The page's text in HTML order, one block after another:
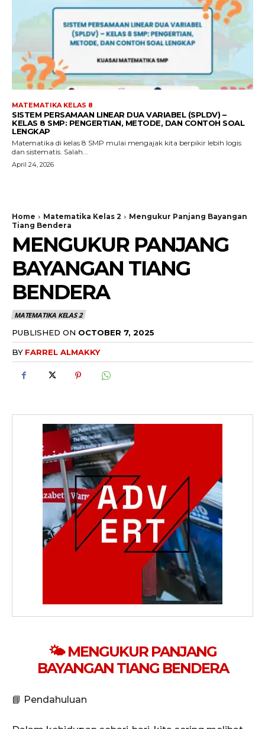
MATEMATIKA KELAS 8
SISTEM PERSAMAAN LINEAR DUA VARIABEL (SPLDV) –
KELAS 8 SMP: PENGERTIAN, METODE, DAN CONTOH SOAL
LENGKAP
Matematika di kelas 8 SMP mulai mengajak kita berpikir lebih logis
dan sistematis. Salah...
April 24, 2026